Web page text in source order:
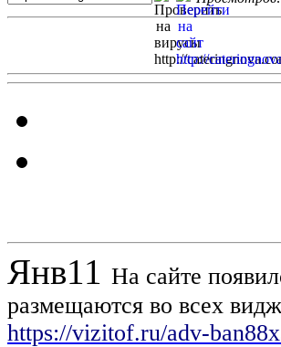
Янв11 На сайте
размещаются во всех
https://vizitof.ru/adv-